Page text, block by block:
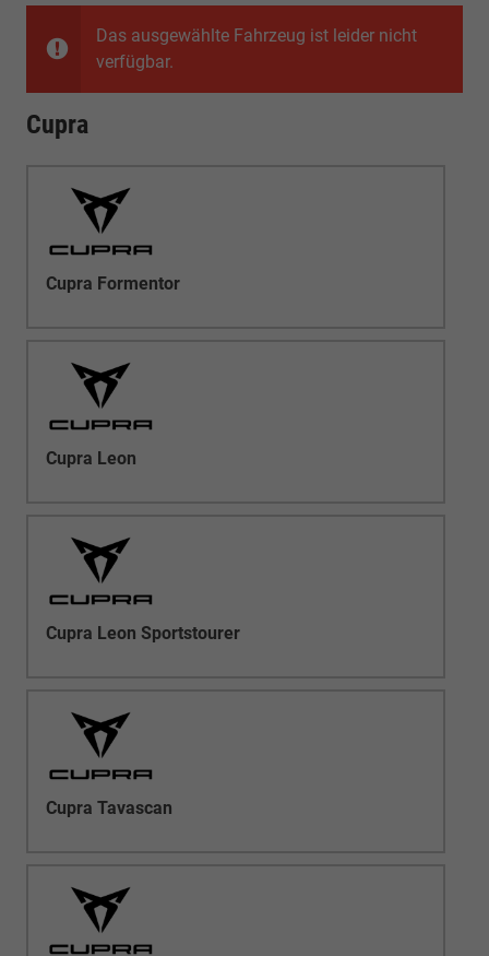
Das ausgewählte Fahrzeug ist leider nicht
verfügbar.
Cupra
Cupra Formentor
Cupra Leon
Cupra Leon Sportstourer
Cupra Tavascan